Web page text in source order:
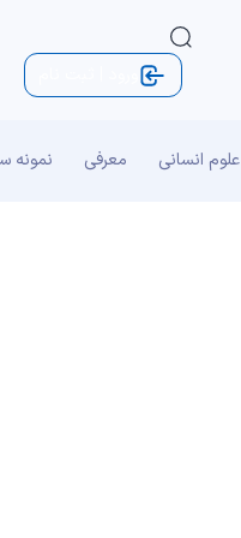
علوم انسانی معرفی نمونه